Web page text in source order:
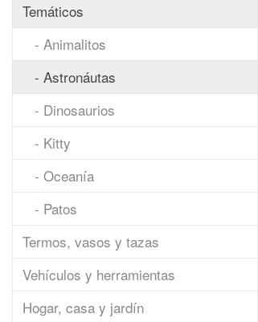
Temáticos
- Animalitos
- Astronáutas
- Dinosaurios
- Kitty
- Oceanía
- Patos
Termos, vasos y tazas
Vehículos y herramientas
Hogar, casa y jardín